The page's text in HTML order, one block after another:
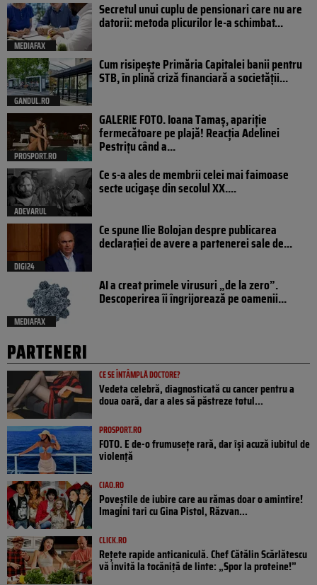
MEDIAFAX
Secretul unui cuplu de pensionari care nu are
datorii: metoda plicurilor le-a schimbat...
GANDUL.RO
Cum risipește Primăria Capitalei banii pentru
STB, în plină criză financiară a societății...
PROSPORT.RO
GALERIE FOTO. Ioana Tamaş, apariție
fermecătoare pe plajă! Reacția Adelinei
Pestrițu când a...
ADEVARUL
Ce s-a ales de membrii celei mai faimoase
secte ucigașe din secolul XX....
DIGI24
Ce spune Ilie Bolojan despre publicarea
declarației de avere a partenerei sale de...
MEDIAFAX
AI a creat primele virusuri „de la zero”.
Descoperirea îi îngrijorează pe oamenii...
PARTENERI
CE SE ÎNTÂMPLĂ DOCTORE?
Vedeta celebră, diagnosticată cu cancer pentru a
doua oară, dar a ales să păstreze totul...
PROSPORT.RO
FOTO. E de-o frumusețe rară, dar își acuză iubitul de
violență
CIAO.RO
Poveştile de iubire care au rămas doar o amintire!
Imagini tari cu Gina Pistol, Răzvan...
CLICK.RO
Rețete rapide anticaniculă. Chef Cătălin Scărlătescu
vă invită la tocăniță de linte: „Spor la proteine!”